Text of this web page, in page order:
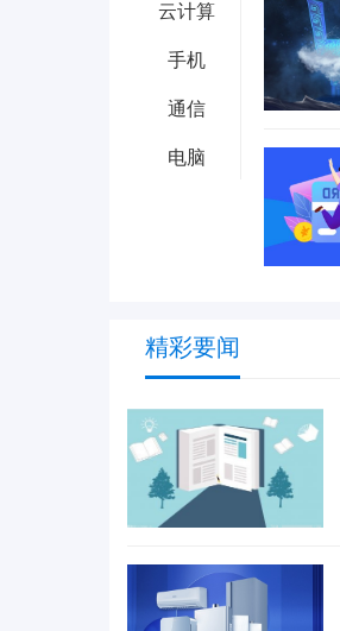
云计算
手机
通信
电脑
精彩要闻